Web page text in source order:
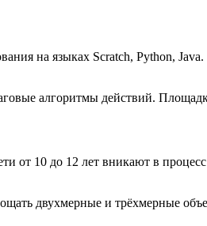
на языках Scratch, Python,
алгоритмы действий.
10 до 12 лет вникают в
двухмерные и трёхмерные